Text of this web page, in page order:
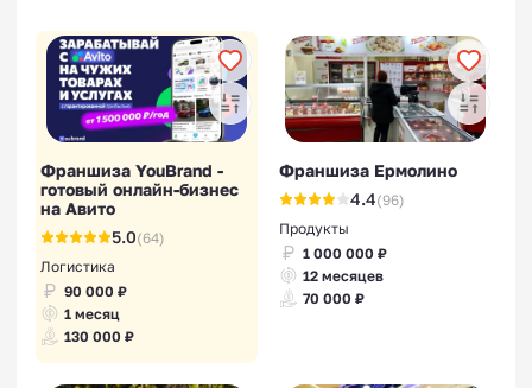
Франшиза YouBrand -
готовый онлайн-бизнес
на Авито
5.0(64)
Логистика
90 000 ₽
1 месяц
130 000 ₽
Франшиза Ермолино
4.4(96)
Продукты
1 000 000 ₽
12 месяцев
70 000 ₽